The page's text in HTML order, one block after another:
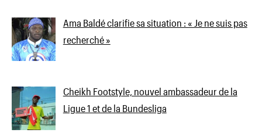
Ama Baldé clarifie sa situation : « Je ne suis pas
recherché »
Cheikh Footstyle, nouvel ambassadeur de la
Ligue 1 et de la Bundesliga